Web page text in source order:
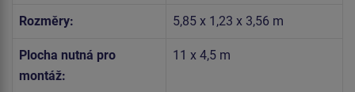
Rozměry: 5,85 x 1,23 x 3,56 m
Plocha nutná pro
montáž:
11 x 4,5 m